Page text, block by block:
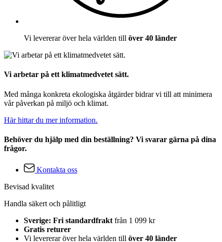
Vi levererar över hela världen till över 40 länder
Vi arbetar på ett klimatmedvetet sätt.
Med många konkreta ekologiska åtgärder bidrar vi till att minimera
vår påverkan på miljö och klimat.
Här hittar du mer information.
Behöver du hjälp med din beställning? Vi svarar gärna på dina
frågor.
Kontakta oss
Bevisad kvalitet
Handla säkert och pålitligt
Sverige: Fri standardfrakt från 1 099 kr
Gratis returer
Vi levererar över hela världen till över 40 länder